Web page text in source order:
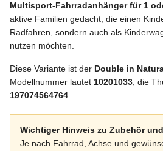
Multisport-Fahrradanhänger für 1
aktive Familien gedacht, die einen
Radfahren, sondern auch als
nutzen möchten.
Diese Variante ist der Double in
Modellnummer lautet 10201033 , die
197074564764
Wichtiger Hinweis zu Zubehör
Je nach Fahrrad, Achse und